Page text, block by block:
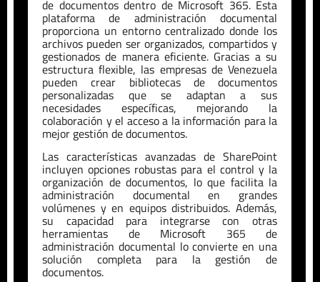
de documentos dentro de Microsoft 365. Esta
plataforma de administración documental
proporciona un entorno centralizado donde los
archivos pueden ser organizados, compartidos y
gestionados de manera eficiente. Gracias a su
estructura flexible, las empresas de Venezuela
pueden crear bibliotecas de documentos
personalizadas que se adaptan a sus
necesidades específicas, mejorando la
colaboración y el acceso a la información para la
mejor gestión de documentos.
Las características avanzadas de SharePoint
incluyen opciones robustas para el control y la
organización de documentos, lo que facilita la
administración documental en grandes
volúmenes y en equipos distribuidos. Además,
su capacidad para integrarse con otras
herramientas de Microsoft 365 de
administración documental lo convierte en una
solución completa para la gestión de
documentos.